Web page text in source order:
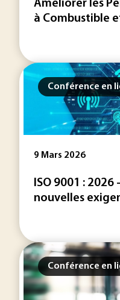
Améliorer les
à Combustible
Conférence en
9 Mars 2026
ISO 9001 :
nouvelles
Conférence en